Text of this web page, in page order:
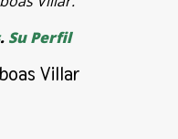
. Su Perfil
Villar